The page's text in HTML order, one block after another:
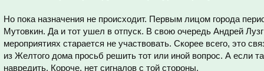
Но пока назначения не происходит. Первым лицом города
Мутовкин. Да и тот ушел в отпуск. В свою очередь Андрей
мероприятиях старается не участвовать. Скорее всего, это
из Желтого дома просьб решить тот или иной вопрос. А если
навредить. Короче, нет сигналов с той стороны.